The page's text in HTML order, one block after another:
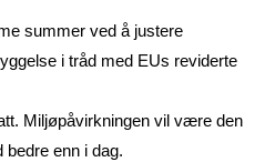
summer ved å justere
i tråd med EUs reviderte
Miljøpåvirkningen vil være den
bedre enn i dag.